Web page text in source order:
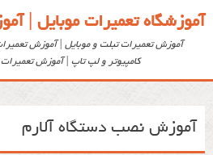
آموزشگاه تعمیرات موبایل |
آموزش تعمیرات تبلت و موبایل | آموزش
کامپیوتر و لپ تاپ | آموزش تعمیرات
آموزش نصب دستگاه آلارم